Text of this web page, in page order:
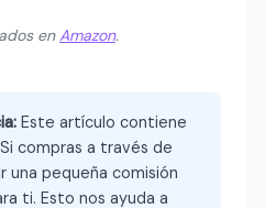
enAmazon.
Este artículo contiene
compras a través de
una pequeña comisión
ti. Esto nos ayuda a